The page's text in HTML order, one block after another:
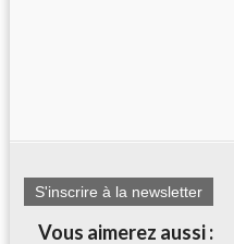
S'inscrire à la newsletter
Vous aimerez aussi :